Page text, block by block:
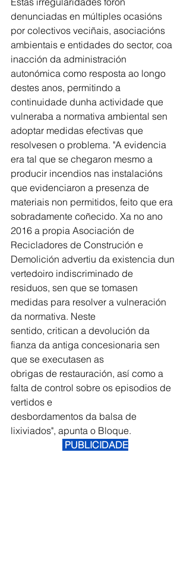
denunciadas en múltiples ocasións
por colectivos veciñais, asociacións
ambientais e entidades do sector, coa
inacción da administración
autonómica como resposta ao longo
destes anos, permitindo a
continuidade dunha actividade que
vulneraba a normativa ambiental sen
adoptar medidas efectivas que
resolvesen o problema. "A evidencia
era tal que se chegaron mesmo a
producir incendios nas instalacións
que evidenciaron a presenza de
materiais non permitidos, feito que era
sobradamente coñecido. Xa no ano
2016 a propia Asociación de
Recicladores de Construción e
Demolición advertiu da existencia dun
vertedoiro indiscriminado de
residuos, sen que se tomasen
medidas para resolver a vulneración
da normativa. Neste
sentido, critican a devolución da
fianza da antiga concesionaria sen
que se executasen as
obrigas de restauración, así como a
falta de control sobre os episodios de
vertidos e
desbordamentos da balsa de
lixiviados", apunta o Bloque.
PUBLICIDADE